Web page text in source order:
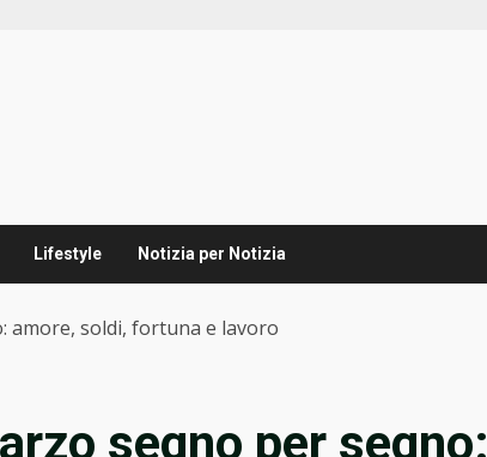
Lifestyle Notizia per Notizia
amore, soldi, fortuna e lavoro
segno per segno: